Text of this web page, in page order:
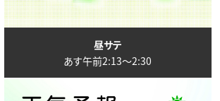
昼サテ
あす午前2:13〜2:30